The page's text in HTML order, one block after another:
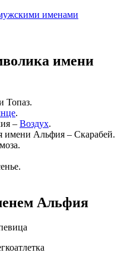
именами
имени
Топаз.
.
– Воздух.
имени Альфия – Скарабей.
Альфия